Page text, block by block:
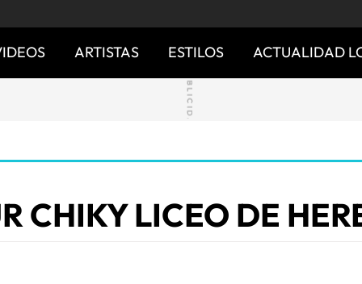
ARTISTAS ESTILOS ACTUALIDAD
CHIKY LICEO DE